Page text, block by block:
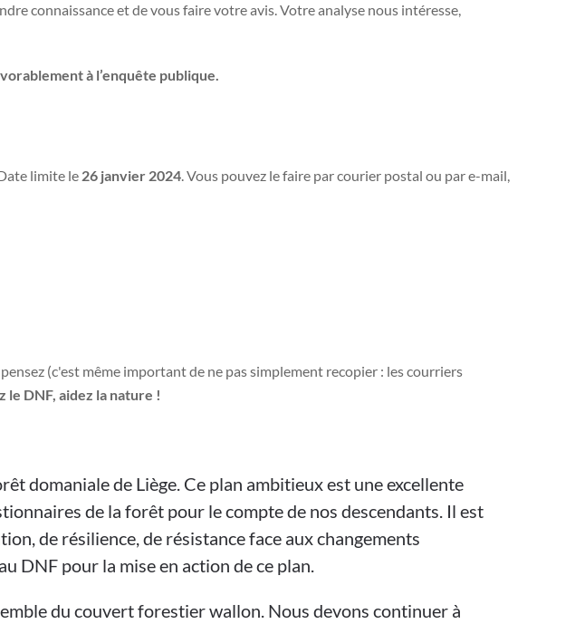
connaissance et de vous faire votre avis. Votre analyse nous intéresse,
à l’enquête publique.
limite le 26 janvier 2024. Vous pouvez le faire par courier postal ou par e-mail,
(c'est même important de ne pas simplement recopier : les courriers
le DNF, aidez la nature !
domaniale de Liège. Ce plan ambitieux est une excellente
de la forêt pour le compte de nos descendants. Il est
de résilience, de résistance face aux changements
DNF pour la mise en action de ce plan.
du couvert forestier wallon. Nous devons continuer à